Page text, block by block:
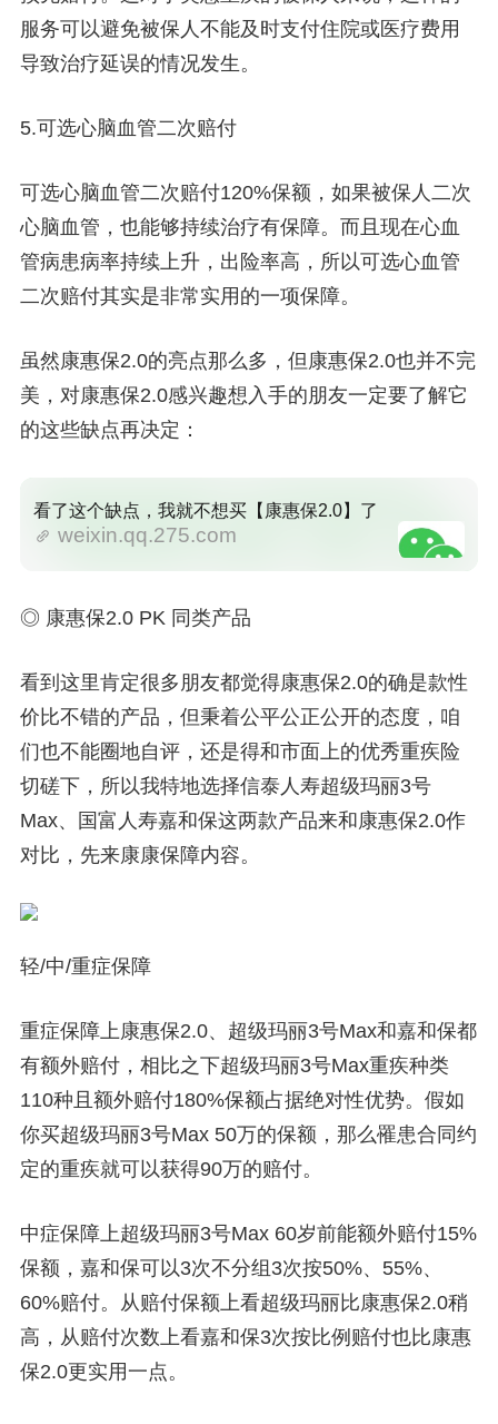
服务可以避免被保人不能及时支付住院或医疗费用
导致治疗延误的情况发生。
5.可选心脑血管二次赔付
可选心脑血管二次赔付120%保额，如果被保人二次
心脑血管，也能够持续治疗有保障。而且现在心血
管病患病率持续上升，出险率高，所以可选心血管
二次赔付其实是非常实用的一项保障。
虽然康惠保2.0的亮点那么多，但康惠保2.0也并不完
美，对康惠保2.0感兴趣想入手的朋友一定要了解它
的这些缺点再决定：
看了这个缺点，我就不想买【康惠保2.0】了
weixin.qq.275.com
◎ 康惠保2.0 PK 同类产品
看到这里肯定很多朋友都觉得康惠保2.0的确是款性
价比不错的产品，但秉着公平公正公开的态度，咱
们也不能圈地自评，还是得和市面上的优秀重疾险
切磋下，所以我特地选择信泰人寿超级玛丽3号
Max、国富人寿嘉和保这两款产品来和康惠保2.0作
对比，先来康康保障内容。
轻/中/重症保障
重症保障上康惠保2.0、超级玛丽3号Max和嘉和保都
有额外赔付，相比之下超级玛丽3号Max重疾种类
110种且额外赔付180%保额占据绝对性优势。假如
你买超级玛丽3号Max 50万的保额，那么罹患合同约
定的重疾就可以获得90万的赔付。
中症保障上超级玛丽3号Max 60岁前能额外赔付15%
保额，嘉和保可以3次不分组3次按50%、55%、
60%赔付。从赔付保额上看超级玛丽比康惠保2.0稍
高，从赔付次数上看嘉和保3次按比例赔付也比康惠
保2.0更实用一点。